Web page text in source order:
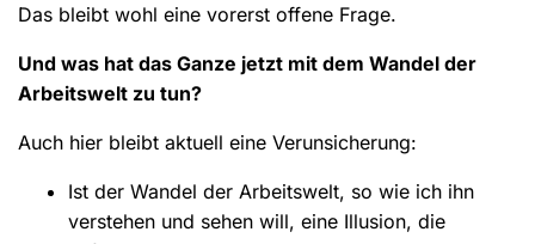
Das bleibt wohl eine vorerst offene Frage.
Und was hat das Ganze jetzt mit dem Wandel der
Arbeitswelt zu tun?
Auch hier bleibt aktuell eine Verunsicherung:
Ist der Wandel der Arbeitswelt, so wie ich ihn
verstehen und sehen will, eine Illusion, die